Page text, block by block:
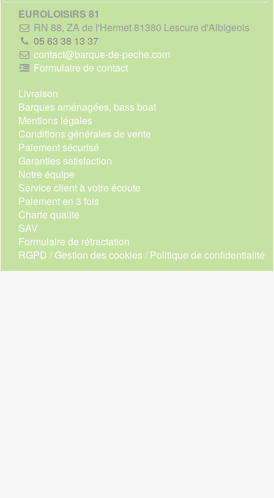
EUROLOISIRS 81
RN 88, ZA de l'Hermet 81380 Lescure d'Albigeois
05 63 38 13 37
contact@barque-de-peche.com
Formulaire de contact
Livraison
Barques aménagées, bass boat
Mentions légales
Conditions générales de vente
Paiement sécurisé
Garanties satisfaction
Notre équipe
Service client à votre écoute
Paiement en 3 fois
Charte qualité
SAV
Formulaire de rétractation
RGPD / Gestion des cookies / Politique de confidentialité